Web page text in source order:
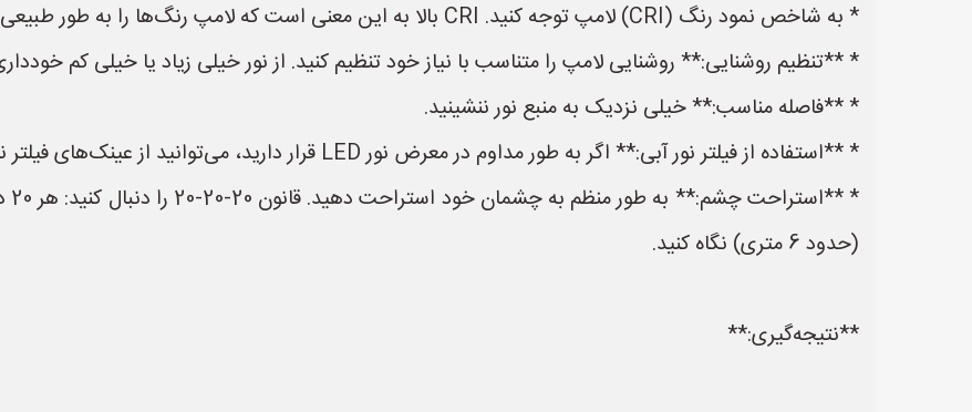
* به شاخص نمود رنگ (CRI) لامپ توجه کنید. CRI بالا به این معنی است که لامپ رنگ‌ها را به طور طبیعی نشان می‌دهد.
* **تنظیم روشنایی:** روشنایی لامپ را متناسب با نیاز خود تنظیم کنید. از نور خیلی زیاد یا خیلی کم
* **فاصله مناسب:** خیلی نزدیک به منبع نور ننشینید.
* **استفاده از فیلتر نور آبی:** اگر به طور مداوم در معرض نور LED قرار دارید، می‌توانید از عینک‌های فیلتر نور آبی استفاده کنید.
(حدود 6 متری) نگاه کنید.
**نتیجه‌گیری:**